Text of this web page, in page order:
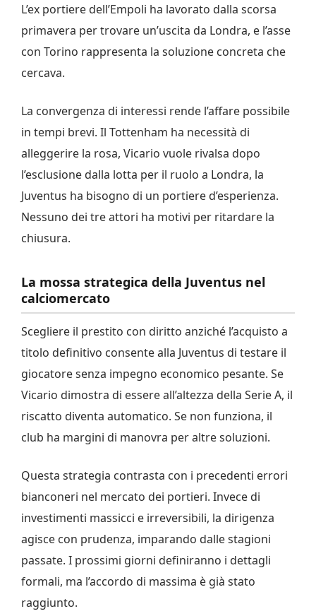
L’ex portiere dell’Empoli ha lavorato dalla scorsa
primavera per trovare un’uscita da Londra, e l’asse
con Torino rappresenta la soluzione concreta che
cercava.
La convergenza di interessi rende l’affare possibile
in tempi brevi. Il Tottenham ha necessità di
alleggerire la rosa, Vicario vuole rivalsa dopo
l’esclusione dalla lotta per il ruolo a Londra, la
Juventus ha bisogno di un portiere d’esperienza.
Nessuno dei tre attori ha motivi per ritardare la
chiusura.
La mossa strategica della Juventus nel
calciomercato
Scegliere il prestito con diritto anziché l’acquisto a
titolo definitivo consente alla Juventus di testare il
giocatore senza impegno economico pesante. Se
Vicario dimostra di essere all’altezza della Serie A, il
riscatto diventa automatico. Se non funziona, il
club ha margini di manovra per altre soluzioni.
Questa strategia contrasta con i precedenti errori
bianconeri nel mercato dei portieri. Invece di
investimenti massicci e irreversibili, la dirigenza
agisce con prudenza, imparando dalle stagioni
passate. I prossimi giorni definiranno i dettagli
formali, ma l’accordo di massima è già stato
raggiunto.